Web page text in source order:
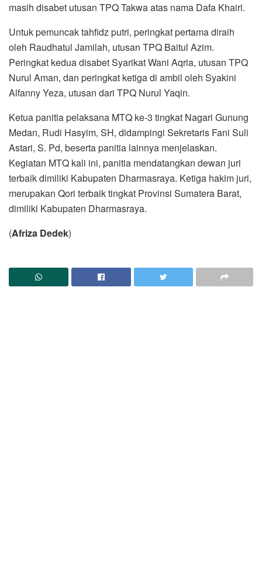
masih disabet utusan TPQ Takwa atas nama Dafa Khairi.
Untuk pemuncak tahfidz putri, peringkat pertama diraih
oleh Raudhatul Jamilah, utusan TPQ Baitul Azim.
Peringkat kedua disabet Syarikat Wani Aqria, utusan TPQ
Nurul Aman, dan peringkat ketiga di ambil oleh Syakini
Alfanny Yeza, utusan dari TPQ Nurul Yaqin.
Ketua panitia pelaksana MTQ ke-3 tingkat Nagari Gunung
Medan, Rudi Hasyim, SH, didampingi Sekretaris Fani Suli
Astari, S. Pd, beserta panitia lainnya menjelaskan.
Kegiatan MTQ kali ini, panitia mendatangkan dewan juri
terbaik dimiliki Kabupaten Dharmasraya. Ketiga hakim juri,
merupakan Qori terbaik tingkat Provinsi Sumatera Barat,
dimiliki Kabupaten Dharmasraya.
(Afriza Dedek)